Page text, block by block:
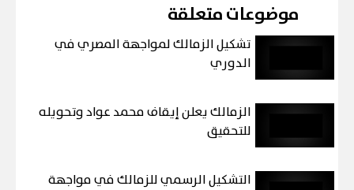
موضوعات متعلقة
تشكيل الزمالك لمواجهة المصري في
الدوري
الزمالك يعلن إيقاف محمد عواد وتحويله
للتحقيق
التشكيل الرسمي للزمالك في مواجهة